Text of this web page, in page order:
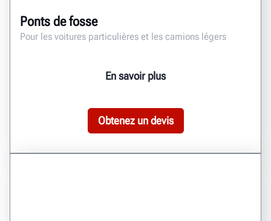
Ponts de fosse
Pour les voitures particulières et les camions légers
En savoir plus
Obtenez un devis